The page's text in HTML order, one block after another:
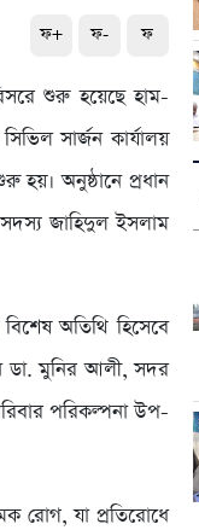
ফ+ ফ- ফ
শুরু হয়েছে হাম-
সার্জন কার্যালয়
হয়। অনুষ্ঠানে প্রধান
সদস্য জাহিদুল ইসলাম
অতিথি হিসেবে
ডা. মুনির আলী, সদর
পরিকল্পনা উপ-
রোগ, যা প্রতিরোধে